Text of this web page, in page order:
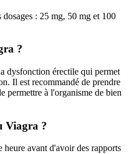
: 25 mg, 50 mg et 100
?
dysfonction érectile qui permet
Il est recommandé de prendre
permettre à l'organisme de bien
Viagra ?
avant d'avoir des rapports